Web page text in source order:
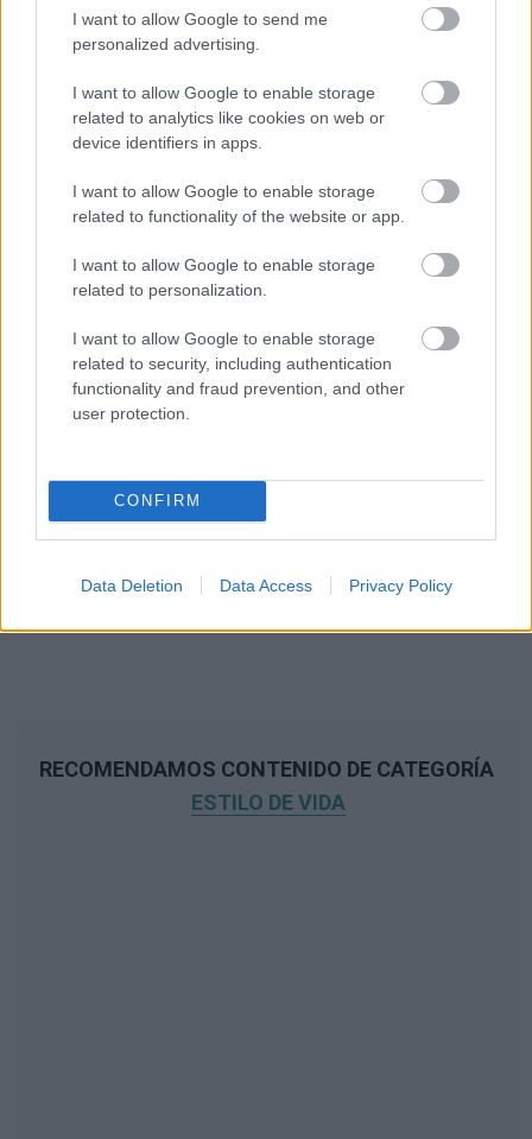
I want to allow Google to send me
personalized advertising.
I want to allow Google to enable storage
related to analytics like cookies on web or
device identifiers in apps.
I want to allow Google to enable storage
related to functionality of the website or app.
I want to allow Google to enable storage
related to personalization.
I want to allow Google to enable storage
related to security, including authentication
functionality and fraud prevention, and other
user protection.
CONFIRM
Data Deletion Data Access Privacy Policy
RECOMENDAMOS CONTENIDO DE CATEGORÍA
ESTILO DE VIDA